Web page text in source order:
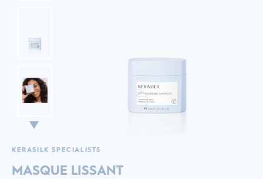
KERASILK SPECIALISTS
MASQUE LISSANT